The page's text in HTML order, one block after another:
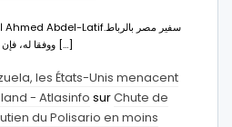
ووفقا له، فإن هذا الإجراء يهدف إلى […]
les États-Unis menacent
- Atlasinfo surChute de
du Polisario en moins